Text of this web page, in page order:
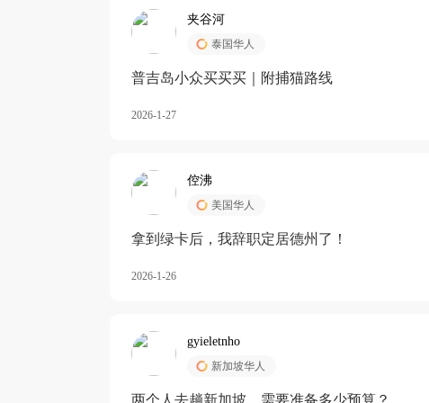
夹谷河
泰国华人
️普吉岛小众买买买｜附捕猫路线
2026-1-27
倥沸
美国华人
拿到绿卡后，我辞职定居德州了！
2026-1-26
gyieletnho
新加坡华人
两个人去趟新加坡，需要准备多少预算？